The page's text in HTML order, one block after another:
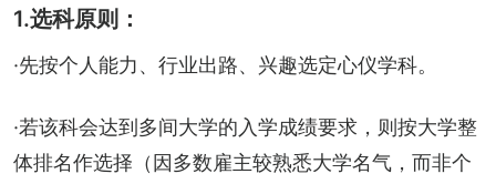
1.选科原则：
·先按个人能力、行业出路、兴趣选定心仪学科。
·若该科会达到多间大学的入学成绩要求，则按大学整
体排名作选择（因多数雇主较熟悉大学名气，而非个